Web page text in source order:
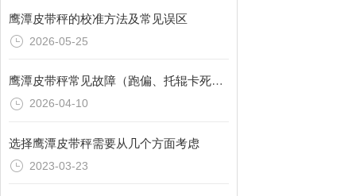
鹰潭皮带秤的校准方法及常见误区
2026-05-25
鹰潭皮带秤常见故障（跑偏、托辊卡死）现场维修经验
2026-04-10
选择鹰潭皮带秤需要从几个方面考虑
2023-03-23